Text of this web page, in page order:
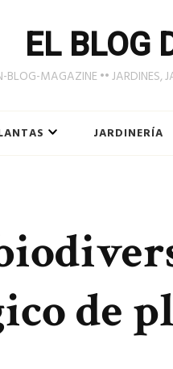
EL BLOG
BLOG-MAGAZINE •• JARDINES,
JARDINERÍA
de